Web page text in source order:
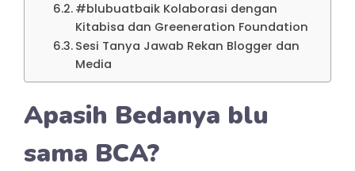
#blubuatbaik Kolaborasi dengan
Kitabisa dan Greeneration Foundation
Sesi Tanya Jawab Rekan Blogger dan
Media
Apasih Bedanya blu
sama BCA?